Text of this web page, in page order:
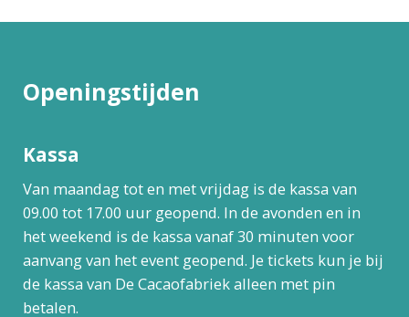
Openingstijden
Kassa
Van maandag tot en met vrijdag is de kassa van
09.00 tot 17.00 uur geopend. In de avonden en in
het weekend is de kassa vanaf 30 minuten voor
aanvang van het event geopend. Je tickets kun je bij
de kassa van De Cacaofabriek alleen met pin
betalen.